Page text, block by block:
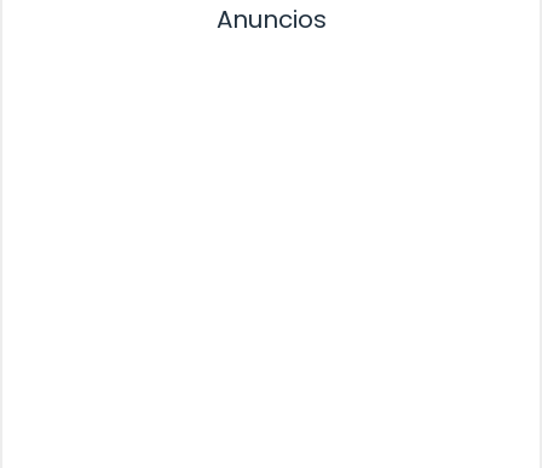
Anuncios